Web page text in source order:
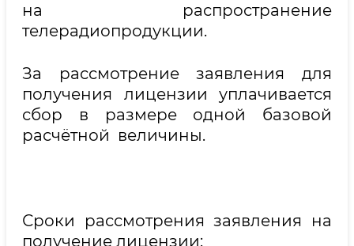
на распространение
телерадиопродукции.
За рассмотрение заявления для
получения лицензии уплачивается
сбор в размере одной базовой
расчётной величины.
Сроки рассмотрения заявления на
получение лицензии: